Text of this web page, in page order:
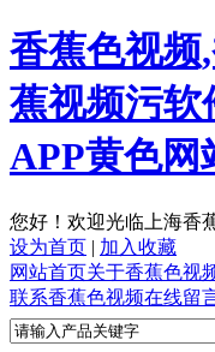
香蕉色视频
蕉视频污软
APP黄色网
您好！欢迎光临上海香蕉
设为首页 | 加入收藏
网站首页关于香蕉色视
联系香蕉色视频在线留